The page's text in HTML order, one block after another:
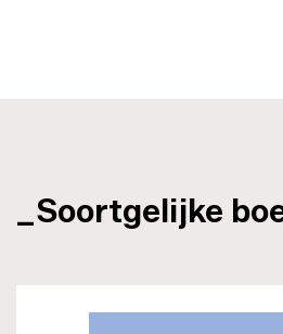
_Soortgelijke